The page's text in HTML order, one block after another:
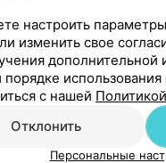
при
реабилитации»;
настроить
изменить свое
дополнительной
порядке
с нашей
Отклонить
Персональные